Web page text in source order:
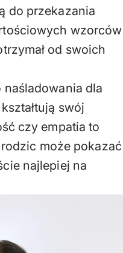
do przekazania
wzorców
od swoich
dla
swój
czy empatia to
może pokazać
najlepiej na